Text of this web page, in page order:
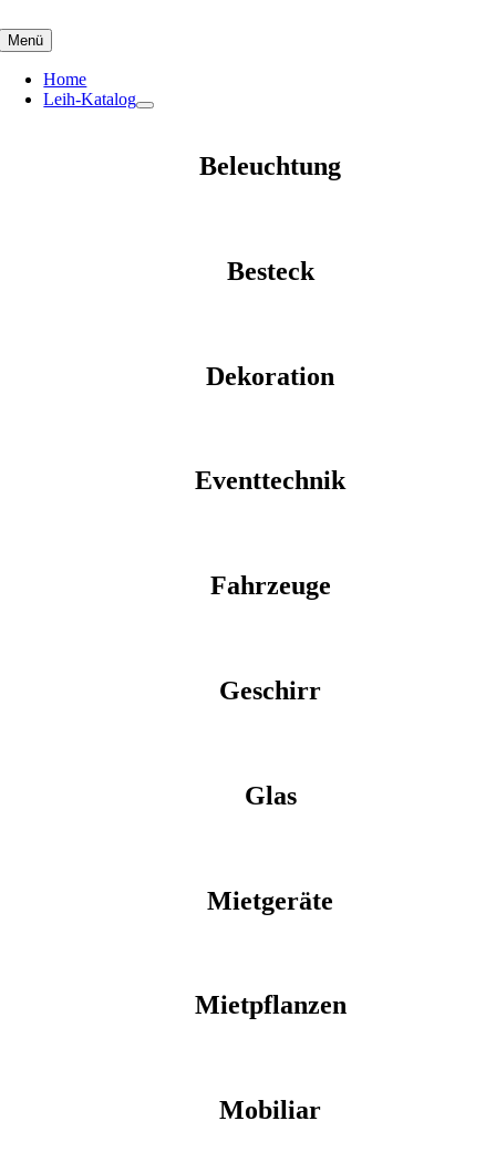
to
content
Menü
Home
Leih-Katalog
Beleuchtung
Besteck
Dekoration
Eventtechnik
Fahrzeuge
Geschirr
Glas
Mietgeräte
Mietpflanzen
Mobiliar